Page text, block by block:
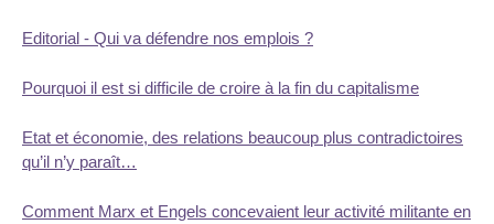
Editorial - Qui va défendre nos emplois ?
Pourquoi il est si difficile de croire à la fin du capitalisme
Etat et économie, des relations beaucoup plus contradictoires
qu’il n’y paraît…
Comment Marx et Engels concevaient leur activité militante en